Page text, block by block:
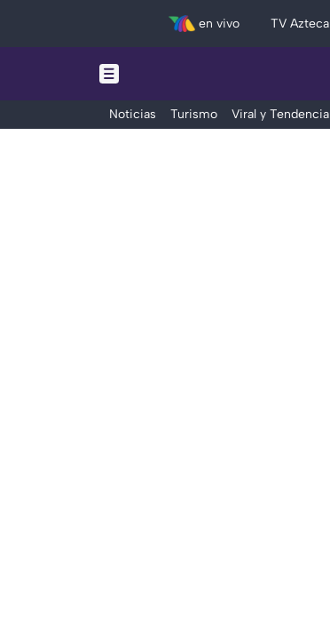
en vivo TV Azteca
Noticias Turismo Viral y Tendencia